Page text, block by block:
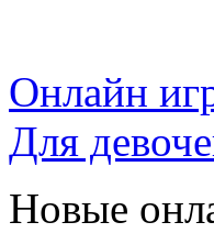
Онлайн
Для
Новые